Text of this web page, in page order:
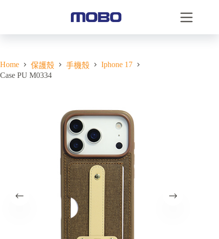
Home 保護殼 手機殼
Iphone 17
Case PU M0334